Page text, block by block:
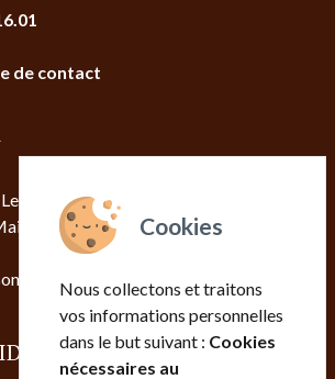
Nous collectons et traitons
vos informations personnelles
dans le but suivant : Cookies
nécessaires au
de contact